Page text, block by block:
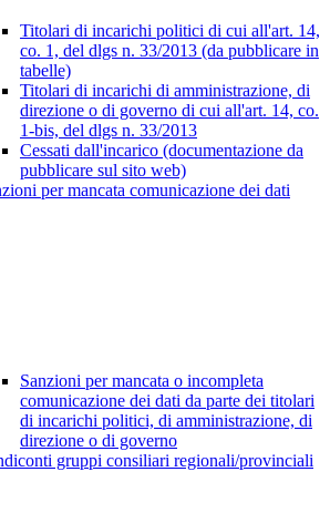
Titolari di incarichi politici di cui all'art. 14,
co. 1, del dlgs n. 33/2013 (da pubblicare in
tabelle)
Titolari di incarichi di amministrazione, di
direzione o di governo di cui all'art. 14, co.
1-bis, del dlgs n. 33/2013
Cessati dall'incarico (documentazione da
pubblicare sul sito web)
per mancata comunicazione dei dati
Sanzioni per mancata o incompleta
comunicazione dei dati da parte dei titolari
di incarichi politici, di amministrazione, di
direzione o di governo
gruppi consiliari regionali/provinciali